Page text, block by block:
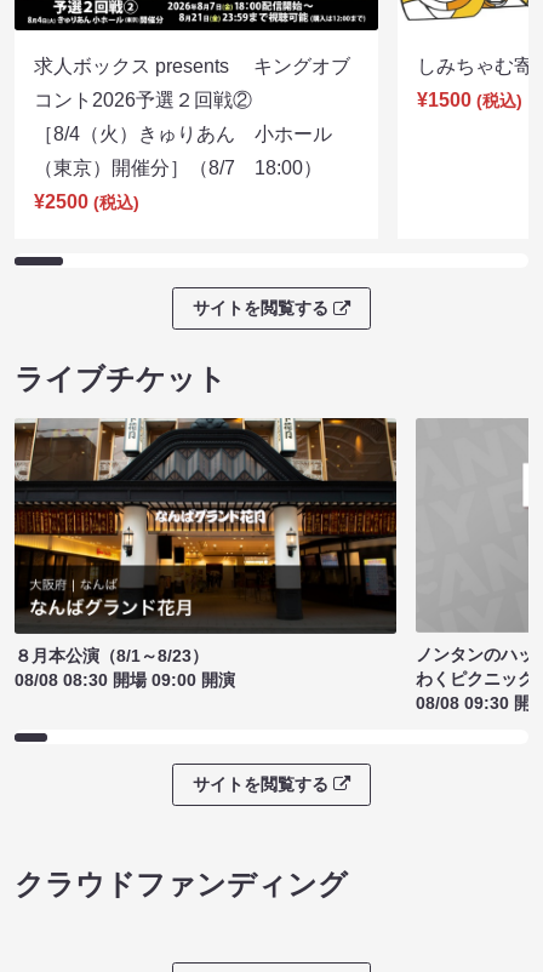
求人ボックス presents キングオブ
コント2026予選２回戦②
［8/4（火）きゅりあん 小ホール
（東京）開催分］（8/7 18:00）
¥2500 (税込)
しみちゃむ
¥1500 (税込)
サイトを閲覧する
ライブチケット
８月本公演（8/1～8/23）
08/08 08:30 開場 09:00 開演
ノンタンのハッ
わくピクニック
08/08 09:30 開
サイトを閲覧する
クラウドファンディング